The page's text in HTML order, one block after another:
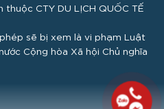
CTY DU LỊCH QUỐC TẾ
sẽ bị xem là vi phạm Luật
Cộng hòa Xã hội Chủ nghĩa